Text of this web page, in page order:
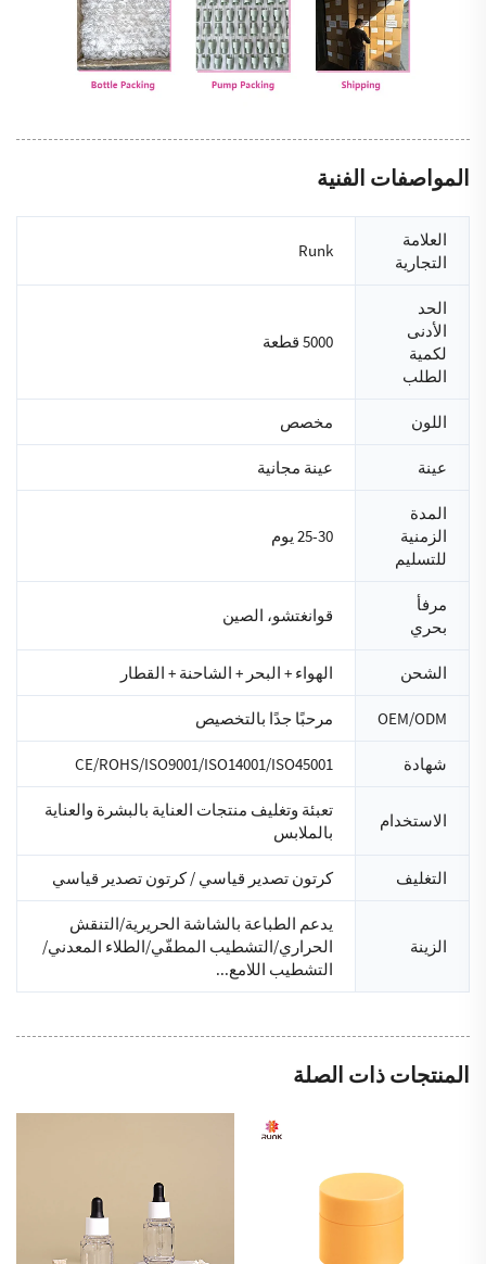
المواصفات الفنية
العلامة
التجارية
Runk
الحد
الأدنى
لكمية
الطلب
5000 قطعة
اللون مخصص
عينة عينة مجانية
المدة
الزمنية
للتسليم
25-30 يوم
مرفأ
بحري
قوانغتشو، الصين
الشحن الهواء + البحر + الشاحنة + القطار
OEM/ODM مرحبًا جدًا بالتخصيص
شهادة CE/ROHS/ISO9001/ISO14001/ISO45001
الاستخدام
تعبئة وتغليف منتجات العناية بالبشرة والعناية
بالملابس
التغليف كرتون تصدير قياسي / كرتون تصدير قياسي
الزينة
يدعم الطباعة بالشاشة الحريرية/التنقش
الحراري/التشطيب المطفّي/الطلاء المعدني/
التشطيب اللامع...
المنتجات ذات الصلة